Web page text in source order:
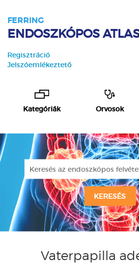
FERRING
ENDOSZKÓPOS
Regisztráció
Jelszóemlékeztető
Kategóriák Orvosok
Vaterpapilla